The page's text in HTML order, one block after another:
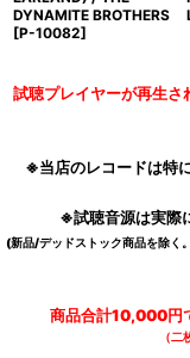
DYNAMITE BROTHERS
[P-10082]
試聴プレイヤーが再生
※当店のレコードは特
※試聴音源は実際
(新品/デッドストック商品を除く
商品合計10,000円
（